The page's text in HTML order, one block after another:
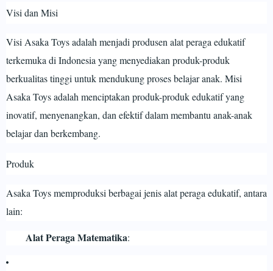
Visi dan Misi
Visi Asaka Toys adalah menjadi produsen alat peraga edukatif
terkemuka di Indonesia yang menyediakan produk-produk
berkualitas tinggi untuk mendukung proses belajar anak. Misi
Asaka Toys adalah menciptakan produk-produk edukatif yang
inovatif, menyenangkan, dan efektif dalam membantu anak-anak
belajar dan berkembang.
Produk
Asaka Toys memproduksi berbagai jenis alat peraga edukatif, antara
lain:
Alat Peraga Matematika: